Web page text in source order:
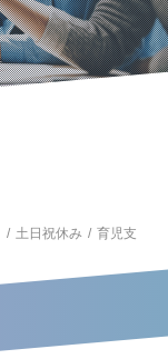
土日祝休み
育児支